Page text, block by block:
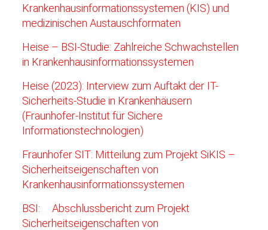
Krankenhausinformationssystemen (KIS) und
medizinischen Austauschformaten
Heise – BSI-Studie: Zahlreiche Schwachstellen
in Krankenhausinformationssystemen
Heise (2023): Interview zum Auftakt der IT-
Sicherheits-Studie in Krankenhäusern
(Fraunhofer-Institut für Sichere
Informationstechnologien)
Fraunhofer SIT: Mitteilung zum Projekt SiKIS –
Sicherheitseigenschaften von
Krankenhausinformationssystemen
BSI:
Abschlussbericht zum Projekt
Sicherheitseigenschaften von